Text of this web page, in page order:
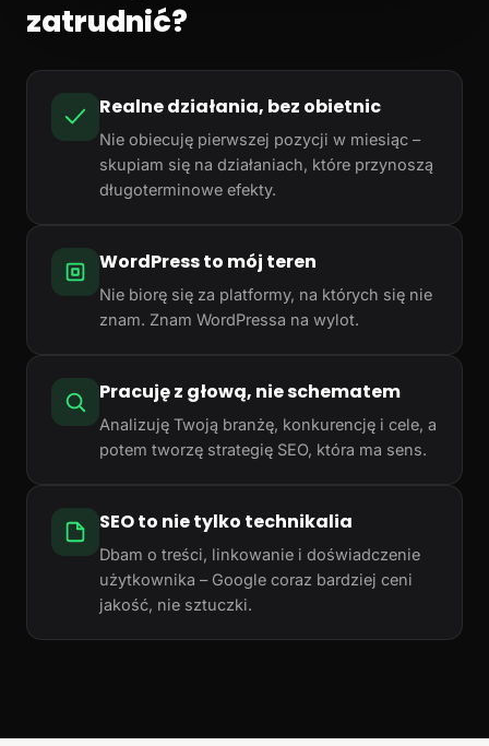
zatrudnić?
Realne działania, bez obietnic
Nie obiecuję pierwszej pozycji w miesiąc –
skupiam się na działaniach, które przynoszą
długoterminowe efekty.
WordPress to mój teren
Nie biorę się za platformy, na których się nie
znam. Znam WordPressa na wylot.
Pracuję z głową, nie schematem
Analizuję Twoją branżę, konkurencję i cele, a
potem tworzę strategię SEO, która ma sens.
SEO to nie tylko technikalia
Dbam o treści, linkowanie i doświadczenie
użytkownika – Google coraz bardziej ceni
jakość, nie sztuczki.